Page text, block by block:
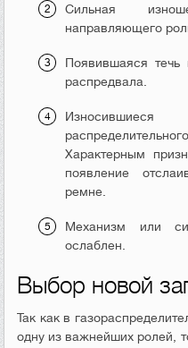
Сильная
направляющего
Появившаяся
распредвала.
Характерным
появление
ремне.
Механизм или
ослаблен.
Выбор новой
Так как в
одну из важнейших ролей,